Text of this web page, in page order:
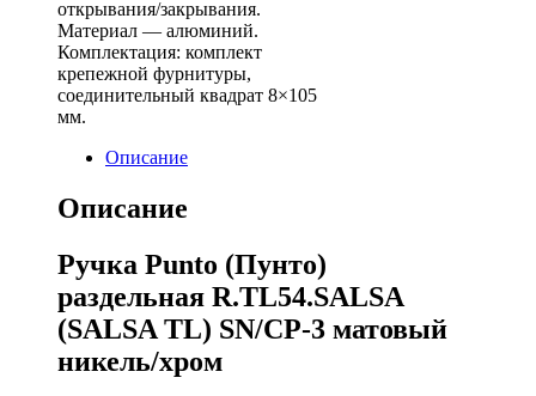
открывания/закрывания.
Материал — алюминий.
Комплектация: комплект
крепежной фурнитуры,
соединительный квадрат 8×105
мм.
Описание
Описание
Ручка Punto (Пунто)
раздельная R.TL54.SALSA
(SALSA TL) SN/CP-3 матовый
никель/хром